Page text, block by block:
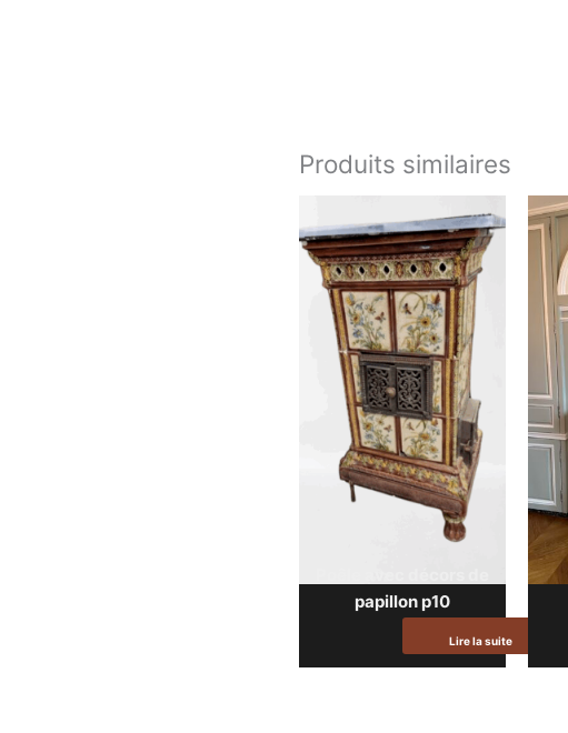
Produits similaires
papillon p10
Lire la suite